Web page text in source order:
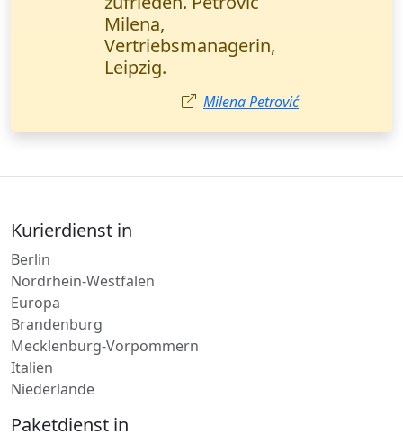
Marketingmanagerin
(Düsseldorf).
Berlin
Nordrhein-Westfalen
Europa
Brandenburg
Mecklenburg-Vorpommern
Italien
Niederlande
Paketdienst in